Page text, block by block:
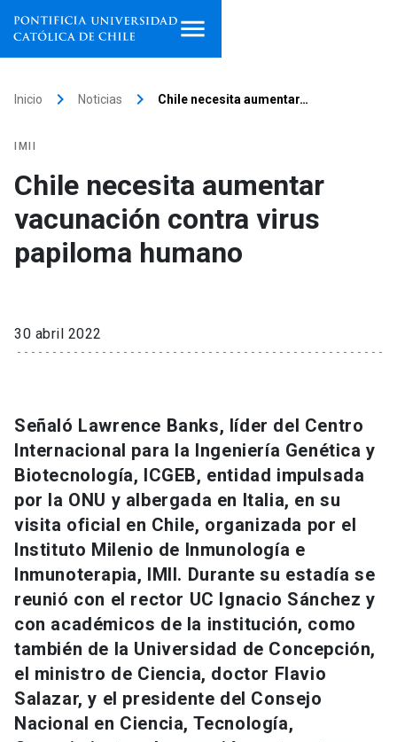
institutos
Investigación
Información para keyboard_arrow_down
Futuros estudiantes
Estudiantes
Académicos
Personal
Alumni launch
Padres y familia
Go to english site launch
ACCESOS DIRECTOS
Admisión launch
Mi Cuenta UC launch
Correo UC launch
Mi Portal UC launch
Inicio keyboard_arrow_right Noticias keyboard_arrow_right Chile necesita aumentar…
IMII
Chile necesita aumentar
vacunación contra virus
papiloma humano
30 abril 2022
Señaló Lawrence Banks, líder del Centro
Internacional para la Ingeniería Genética y
Biotecnología, ICGEB, entidad impulsada
por la ONU y albergada en Italia, en su
visita oficial en Chile, organizada por el
Instituto Milenio de Inmunología e
Inmunoterapia, IMII. Durante su estadía se
reunió con el rector UC Ignacio Sánchez y
con académicos de la institución, como
también de la Universidad de Concepción,
el ministro de Ciencia, doctor Flavio
Salazar, y el presidente del Consejo
Nacional en Ciencia, Tecnología,